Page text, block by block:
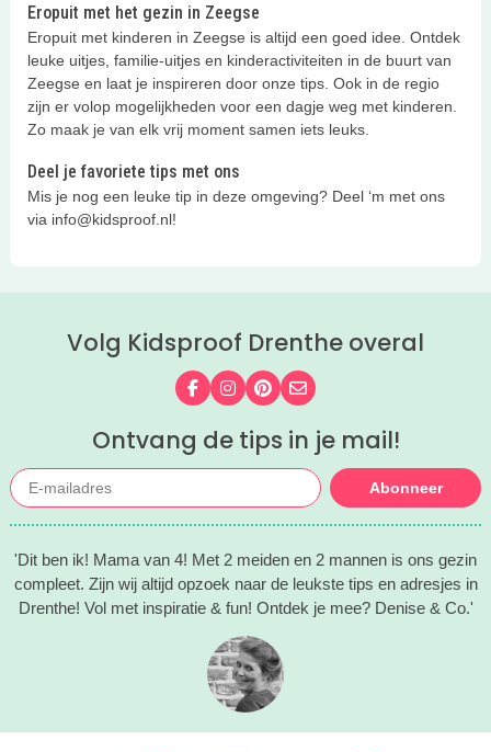
Eropuit met het gezin in Zeegse
Eropuit met kinderen in Zeegse is altijd een goed idee. Ontdek
leuke uitjes, familie-uitjes en kinderactiviteiten in de buurt van
Zeegse en laat je inspireren door onze tips. Ook in de regio
zijn er volop mogelijkheden voor een dagje weg met kinderen.
Zo maak je van elk vrij moment samen iets leuks.
Deel je favoriete tips met ons
Mis je nog een leuke tip in deze omgeving? Deel ‘m met ons
via info@kidsproof.nl!
Volg Kidsproof Drenthe overal
Volg ons op Facebook
Volg ons op Instagram
Volg ons op Pinterest
Mail ons
Ontvang de tips in je mail!
Abonneer
'Dit ben ik! Mama van 4! Met 2 meiden en 2 mannen is ons gezin
compleet. Zijn wij altijd opzoek naar de leukste tips en adresjes in
Drenthe! Vol met inspiratie & fun! Ontdek je mee? Denise & Co.'